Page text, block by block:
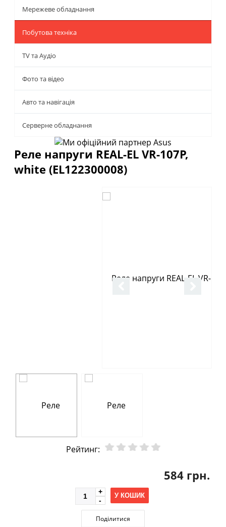
Мережеве обладнання
Побутова техніка
TV та Аудіо
Фото та відео
Авто та навігація
Серверне обладнання
Реле напруги REAL-EL VR-107P,
white (EL122300008)
Рейтинг:
584 грн.
У КОШИК
Поділитися